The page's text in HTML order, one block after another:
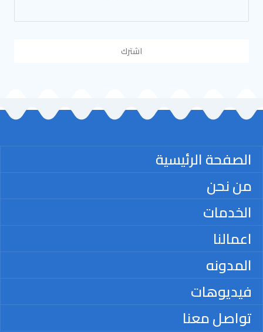
اشترك
الصفحة الرئيسية
من نحن
الخدمات
اعمالنا
المدونه
فيديوهات
تواصل معنا